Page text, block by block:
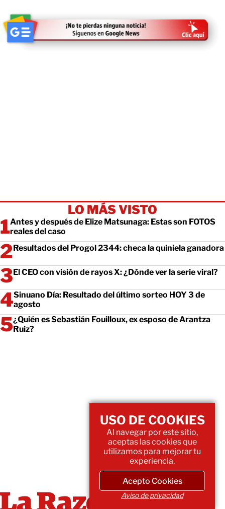
LO MÁS VISTO
Antes y después de Elize Matsunaga: Estas son FOTOS
reales del caso
Resultados del Progol 2344: checa la quiniela ganadora
El CEO con visión de rayos X: ¿Dónde ver la serie viral?
Sinuano Día: Resultado del último sorteo HOY 3 de
agosto
¿Quién es Sebastián Fouilloux, ex esposo de Arantza
Ruiz?
USO DE COOKIES
Al navegar por este sitio,
aceptas las cookies que
utilizamos para mejorar tu
experiencia.
Acepto Cookies
Aviso de privacidad